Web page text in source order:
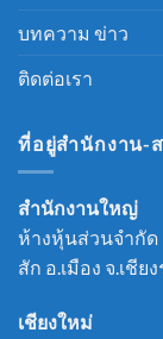
บทความ ข่าว
ติดต่อเรา
ที่อยู่สำนักงาน-
สำนักงานใหญ่
ห้างหุ้นส่วนจำกัด
สัก อ.เมือง จ.เชีย
เชียงใหม่